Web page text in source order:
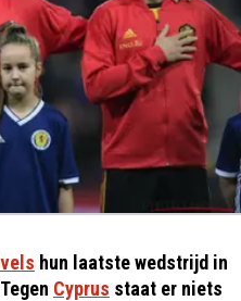
hun laatste wedstrijd in
Cyprus staat er niets